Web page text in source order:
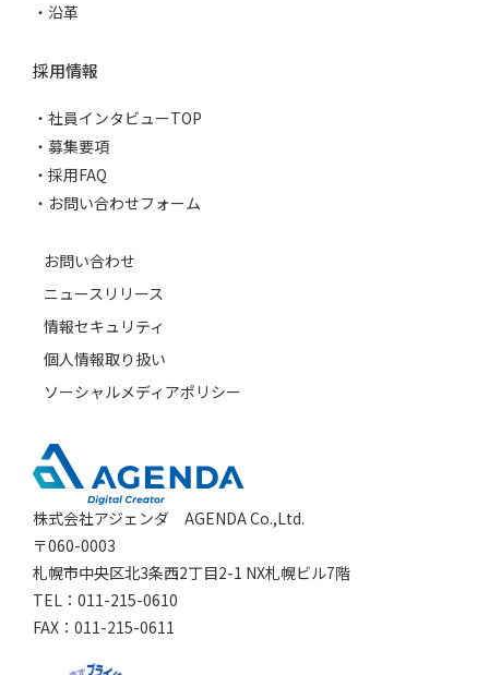
沿革
採用情報
社員インタビューTOP
募集要項
採用FAQ
お問い合わせフォーム
お問い合わせ
ニュースリリース
情報セキュリティ
個人情報取り扱い
ソーシャルメディアポリシー
株式会社アジェンダ AGENDA Co.,Ltd.
〒060-0003
札幌市中央区北3条西2丁目2-1 NX札幌ビル7階
TEL：011-215-0610
FAX：011-215-0611